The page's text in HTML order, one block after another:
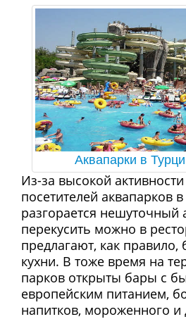
Аквапарки в
Из-за высокой
посетителей аквапарков
разгорается нешуточный
перекусить можно в
предлагают, как правило,
кухни. В тоже время на
парков открыты бары с
европейским питанием,
напитков, мороженного и